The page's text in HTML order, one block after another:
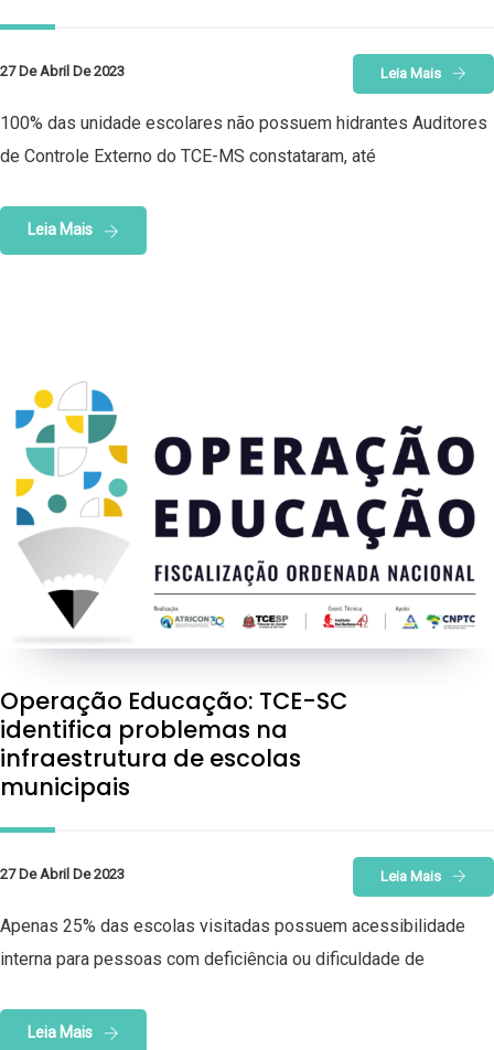
27 De Abril De 2023 Leia Mais
100% das unidade escolares não possuem hidrantes Auditores
de Controle Externo do TCE-MS constataram, até
Leia Mais
Operação Educação: TCE-SC
identifica problemas na
infraestrutura de escolas
municipais
27 De Abril De 2023 Leia Mais
Apenas 25% das escolas visitadas possuem acessibilidade
interna para pessoas com deficiência ou dificuldade de
Leia Mais